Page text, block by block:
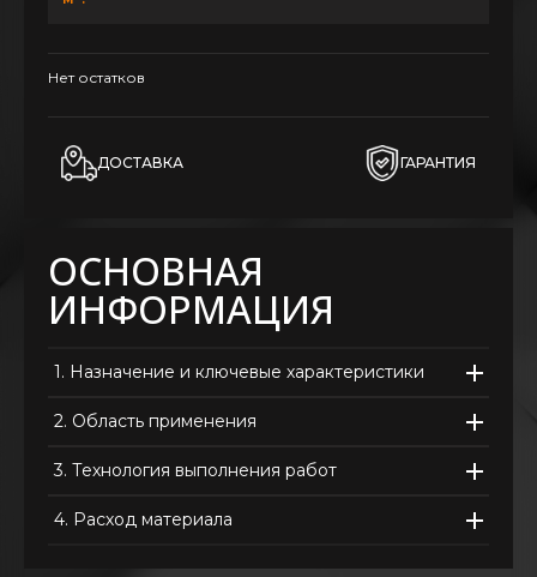
Нет остатков
ДОСТАВКА ГАРАНТИЯ
ОСНОВНАЯ
ИНФОРМАЦИЯ
1. Назначение и ключевые характеристики
2. Область применения
3. Технология выполнения работ
4. Расход материала